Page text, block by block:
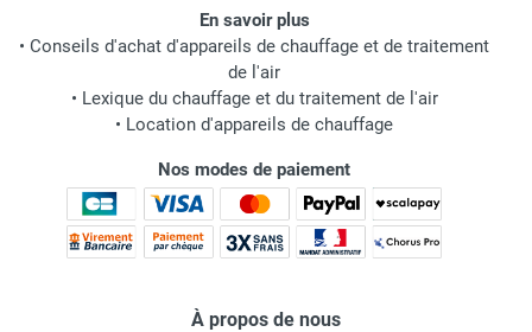
En savoir plus
• Conseils d'achat d'appareils de chauffage et de traitement
de l'air
• Lexique du chauffage et du traitement de l'air
• Location d'appareils de chauffage
Nos modes de paiement
À propos de nous